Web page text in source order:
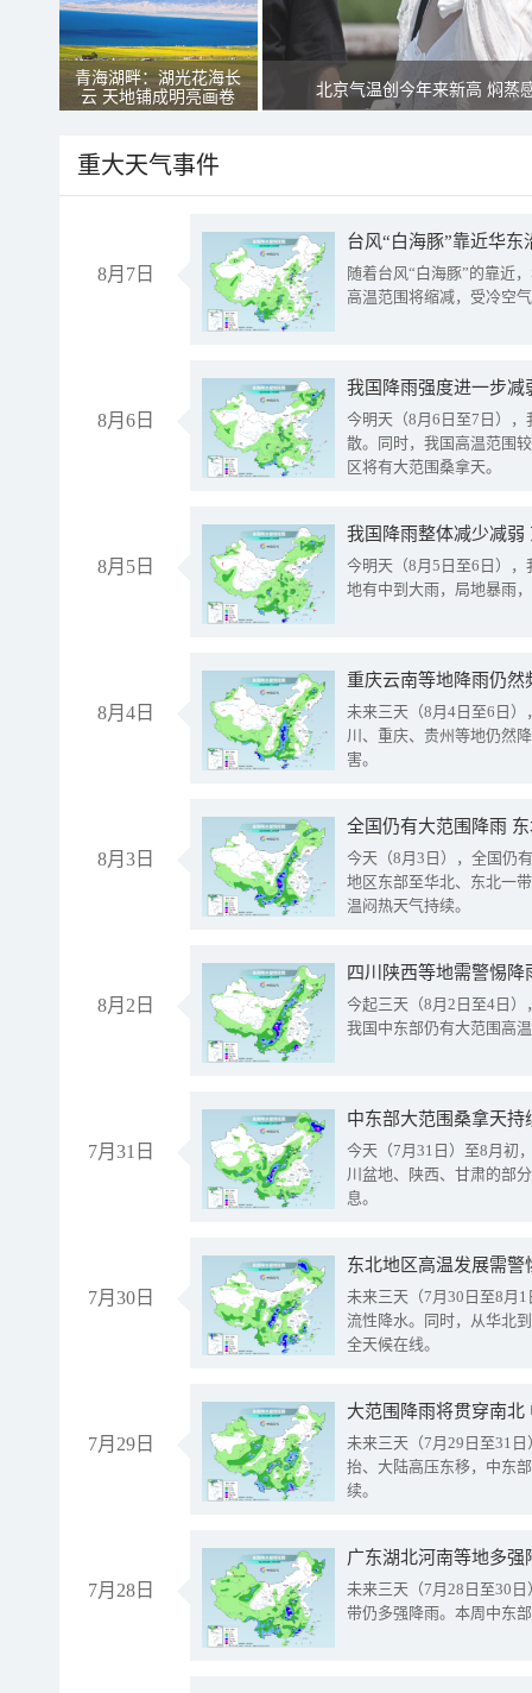
青海湖畔：湖光花海长
云 天地铺成明亮画卷
北京气温创今年来新高 焖蒸
重大天气事件
8月7日
台风“白海豚”靠近华
随着台风“白海豚”的靠近
高温范围将缩减，受冷空
8月6日
今明天（8月6日至7日）
散。同时，我国高温范围
区将有大范围桑拿天。
8月5日
我国降雨整体减少减弱
今明天（8月5日至6日）
地有中到大雨，局地暴雨
8月4日
重庆云南等地降雨仍然
未来三天（8月4日至6日
川、重庆、贵州等地仍然
害。
8月3日
全国仍有大范围降雨
今天（8月3日），全国仍
地区东部至华北、东北一
温闷热天气持续。
8月2日
今起三天（8月2日至4日
我国中东部仍有大范围高
7月31日
中东部大范围桑拿天
今天（7月31日）至8月初
川盆地、陕西、甘肃的部
息。
7月30日
东北地区高温发展需
未来三天（7月30日至8月
流性降水。同时，从华北
全天候在线。
7月29日
大范围降雨将贯穿南
未来三天（7月29日至31
抬、大陆高压东移，中东
续。
7月28日
广东湖北河南等地多
未来三天（7月28日至30
带仍多强降雨。本周中东